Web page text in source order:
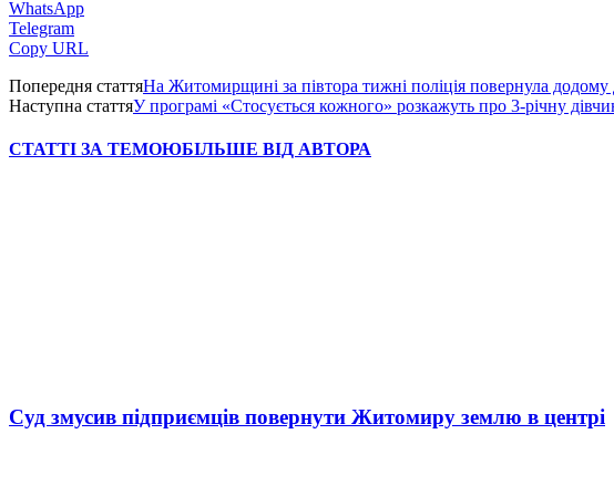
WhatsApp
Telegram
Copy URL
Попередня статтяНа Житомирщині за півтора тижні поліція повернула
Наступна статтяУ програмі «Стосується кожного» розкажуть про 3-річну
СТАТТІ ЗА ТЕМОЮБІЛЬШЕ ВІД АВТОРА
Суд змусив підприємців повернути Житомиру землю в центрі